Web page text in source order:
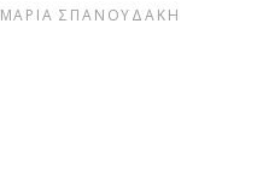
ΜΑΡΙΑ ΣΠΑΝΟΥΔΑΚΗ